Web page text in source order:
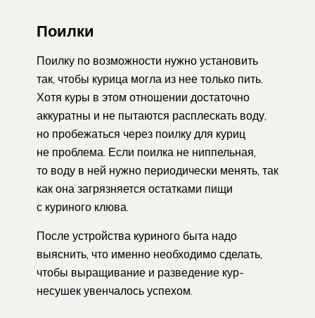
Поилки
Поилку по возможности нужно установить
так, чтобы курица могла из нее только пить.
Хотя куры в этом отношении достаточно
аккуратны и не пытаются расплескать воду,
но пробежаться через поилку для куриц
не проблема. Если поилка не ниппельная,
то воду в ней нужно периодически менять, так
как она загрязняется остатками пищи
с куриного клюва.
После устройства куриного быта надо
выяснить, что именно необходимо сделать,
чтобы выращивание и разведение кур-
несушек увенчалось успехом.